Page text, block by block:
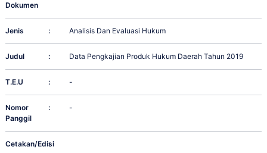
Dokumen
Jenis : Analisis Dan Evaluasi Hukum
Judul : Data Pengkajian Produk Hukum Daerah Tahun 2019
T.E.U : -
Nomor
Panggil
: -
Cetakan/Edisi
: